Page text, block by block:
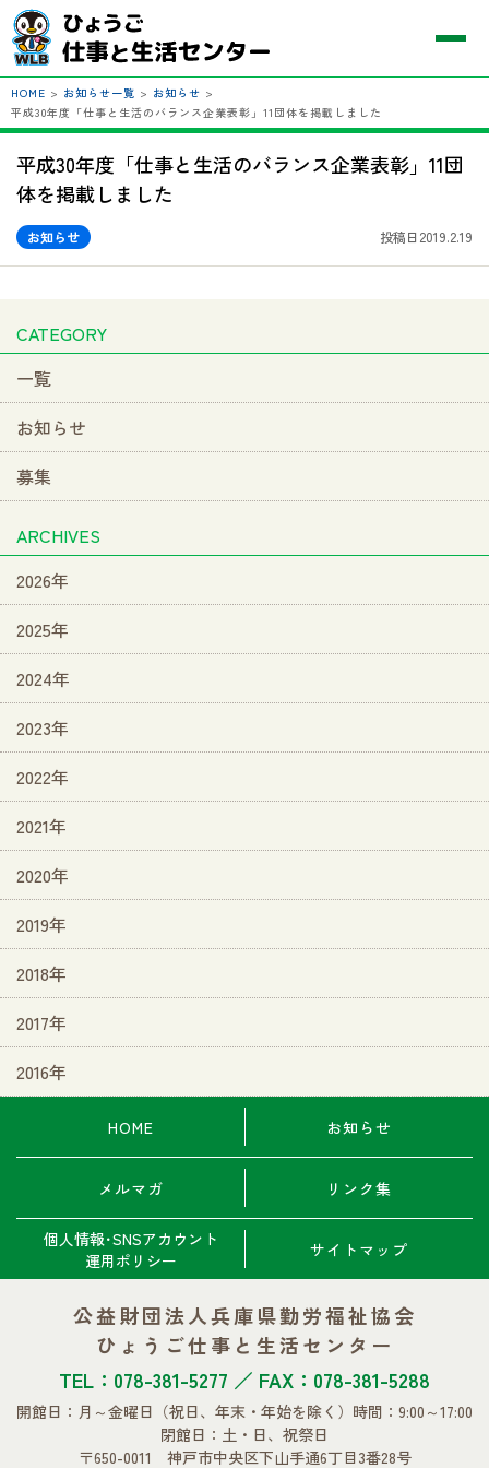
HOME > お知らせ一覧 > お知らせ >
平成30年度「仕事と生活のバランス企業表彰」11団体を掲載しました
平成30年度「仕事と生活のバランス企業表彰」11団
体を掲載しました
お知らせ 投稿日2019.2.19
CATEGORY
一覧
お知らせ
募集
ARCHIVES
2026年
2025年
2024年
2023年
2022年
2021年
2020年
2019年
2018年
2017年
2016年
HOME お知らせ
メルマガ リンク集
個人情報･SNSアカウント
運用ポリシー
サイトマップ
公益財団法人兵庫県勤労福祉協会
ひょうご仕事と生活センター
TEL：078-381-5277 ／ FAX：078-381-5288
開館日：月～金曜日 （祝日、年末・年始を除く） 時間：9:00～17:00
閉館日：土・日、祝祭日
〒650-0011 神戸市中央区下山手通6丁目3番28号